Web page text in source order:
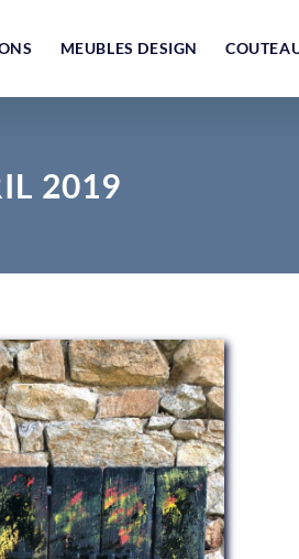
MEUBLES DESIGN
2019